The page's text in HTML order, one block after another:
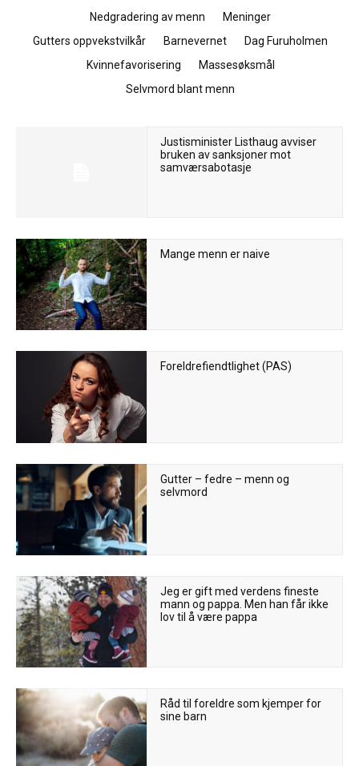
Nedgradering av menn
Meninger
Gutters oppvekstvilkår
Barnevernet
Dag Furuholmen
Kvinnefavorisering
Massesøksmål
Selvmord blant menn
Justisminister Listhaug avviser
bruken av sanksjoner mot
samværsabotasje
Mange menn er naive
Foreldrefiendtlighet (PAS)
Gutter – fedre – menn og
selvmord
Jeg er gift med verdens fineste
mann og pappa. Men han får ikke
lov til å være pappa
Råd til foreldre som kjemper for
sine barn